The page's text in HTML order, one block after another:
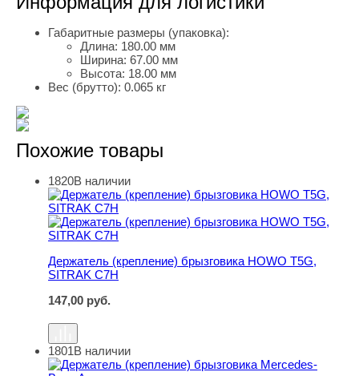
Габаритные размеры (упаковка):
Длина: 180.00 мм
Ширина: 67.00 мм
Высота: 18.00 мм
Вес (брутто): 0.065 кг
Похожие товары
Держатель (крепление) брызговика HOWO T5G,
1820В наличии
Держатель (крепление) брызговика HOWO T5G,
SITRAK C7H
147,00 руб.
Держатель (крепление) брызговика Mercedes-Benz Axor
1801В наличии